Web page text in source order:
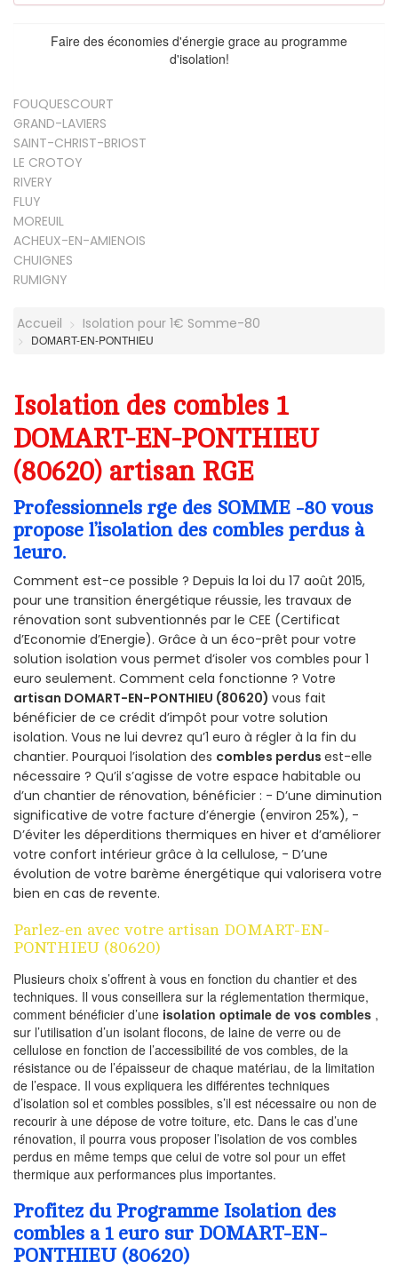
Faire des économies d'énergie grace au programme
d'isolation!
FOUQUESCOURT
GRAND-LAVIERS
SAINT-CHRIST-BRIOST
LE CROTOY
RIVERY
FLUY
MOREUIL
ACHEUX-EN-AMIENOIS
CHUIGNES
RUMIGNY
Accueil Isolation pour 1€ Somme-80
DOMART-EN-PONTHIEU
Isolation des combles 1
DOMART-EN-PONTHIEU
(80620) artisan RGE
Professionnels rge des SOMME -80 vous
propose l’isolation des combles perdus à
1euro.
Comment est-ce possible ? Depuis la loi du 17 août 2015,
pour une transition énergétique réussie, les travaux de
rénovation sont subventionnés par le CEE (Certificat
d’Economie d’Energie). Grâce à un éco-prêt pour votre
solution isolation vous permet d’isoler vos combles pour 1
euro seulement. Comment cela fonctionne ? Votre
artisan DOMART-EN-PONTHIEU (80620) vous fait
bénéficier de ce crédit d’impôt pour votre solution
isolation. Vous ne lui devrez qu’1 euro à régler à la fin du
chantier. Pourquoi l’isolation des combles perdus est-elle
nécessaire ? Qu’il s’agisse de votre espace habitable ou
d’un chantier de rénovation, bénéficier : - D’une diminution
significative de votre facture d’énergie (environ 25%), -
D’éviter les déperditions thermiques en hiver et d’améliorer
votre confort intérieur grâce à la cellulose, - D’une
évolution de votre barème énergétique qui valorisera votre
bien en cas de revente.
Parlez-en avec votre artisan DOMART-EN-
PONTHIEU (80620)
Plusieurs choix s’offrent à vous en fonction du chantier et des
techniques. Il vous conseillera sur la réglementation thermique,
comment bénéficier d’une isolation optimale de vos combles ,
sur l’utilisation d’un isolant flocons, de laine de verre ou de
cellulose en fonction de l’accessibilité de vos combles, de la
résistance ou de l’épaisseur de chaque matériau, de la limitation
de l’espace. Il vous expliquera les différentes techniques
d’isolation sol et combles possibles, s’il est nécessaire ou non de
recourir à une dépose de votre toiture, etc. Dans le cas d’une
rénovation, il pourra vous proposer l’isolation de vos combles
perdus en même temps que celui de votre sol pour un effet
thermique aux performances plus importantes.
Profitez du Programme Isolation des
combles a 1 euro sur DOMART-EN-
PONTHIEU (80620)